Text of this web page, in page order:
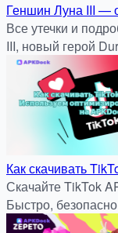
Геншин Луна III —
готовить игроку
Все утечки и
III, новый герой
возвращение
Как скачивать
Скачайте TikTok
Быстро,
тренды и видео